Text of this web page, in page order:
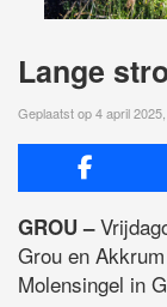
Lange
Geplaatst op 4 april
GROU –
Grou en
Molensingel in